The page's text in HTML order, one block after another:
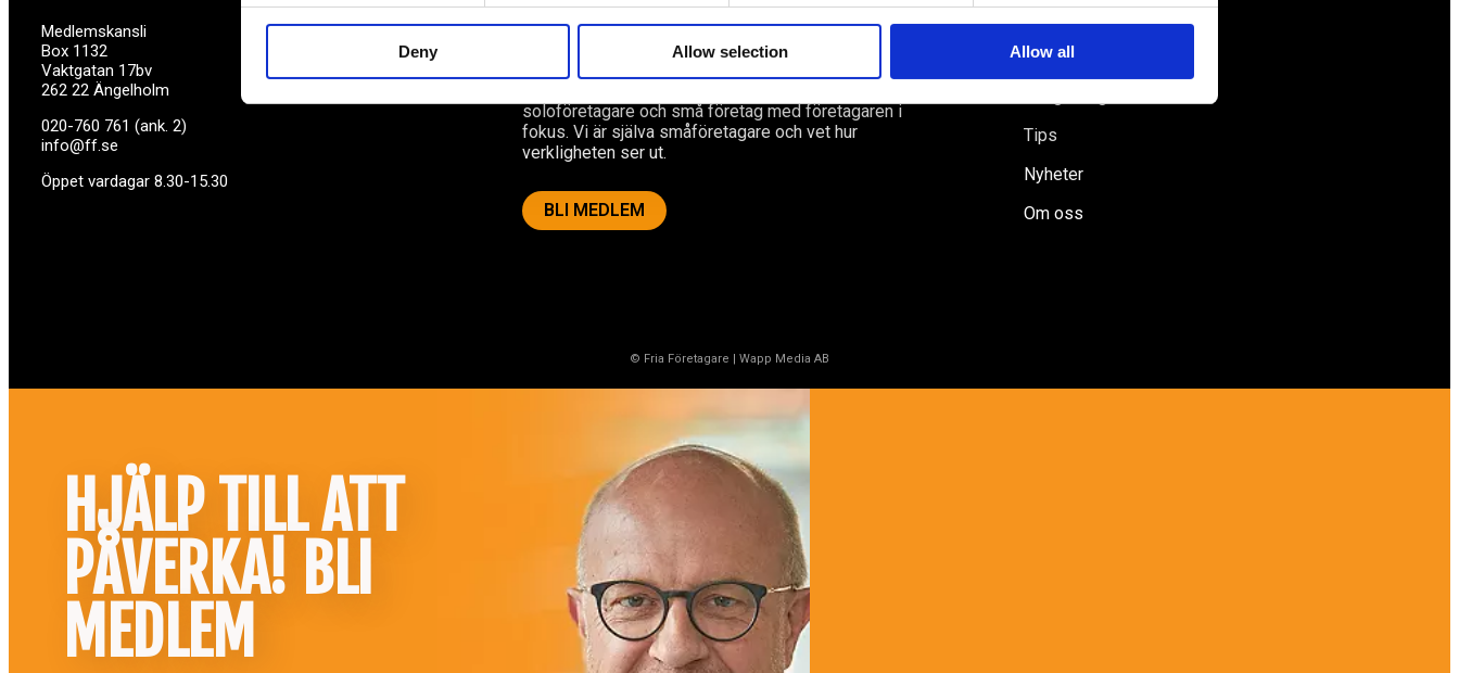
Deny Allow selection Allow all
Medlemskansli
Box 1132
Vaktgatan 17bv
262 22 Ängelholm
020-760 761 (ank. 2)
info@ff.se
Öppet vardagar 8.30-15.30
Ett medlemskap späckat med
småföretagaranpassade medlemstjänster och
förmåner. Din egen inköpsavdelning, rådgivning,
soloföretagare och små företag med företagaren i
fokus. Vi är själva småföretagare och vet hur
verkligheten ser ut.
BLI MEDLEM
Försäkringar
Tips
Nyheter
Om oss
© Fria Företagare | Wapp Media AB
HJÄLP TILL ATT
PÅVERKA! BLI
MEDLEM